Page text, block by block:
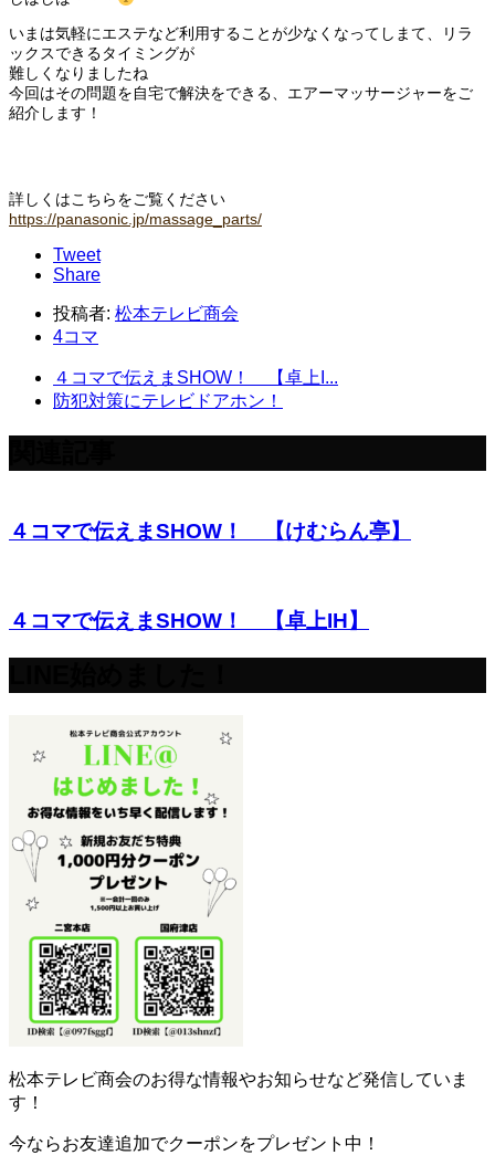
いまは気軽にエステなど利用することが少なくなってしまて、リラ
ックスできるタイミングが
難しくなりましたね
今回はその問題を自宅で解決をできる、エアーマッサージャーをご
紹介します！
詳しくはこちらをご覧ください
https://panasonic.jp/massage_parts/
Tweet
Share
投稿者: 松本テレビ商会
4コマ
４コマで伝えまSHOW！ 【卓上I...
防犯対策にテレビドアホン！
４コマで伝えまSHOW！ 【けむらん亭】
４コマで伝えまSHOW！ 【卓上IH】
松本テレビ商会のお得な情報やお知らせなど発信していま
す！
今ならお友達追加でクーポンをプレゼント中！